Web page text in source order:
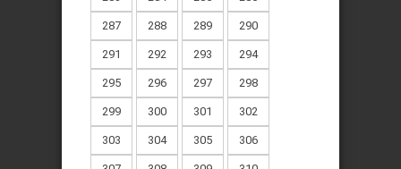
287 288 289 290
291 292 293 294
295 296 297 298
299 300 301 302
303 304 305 306